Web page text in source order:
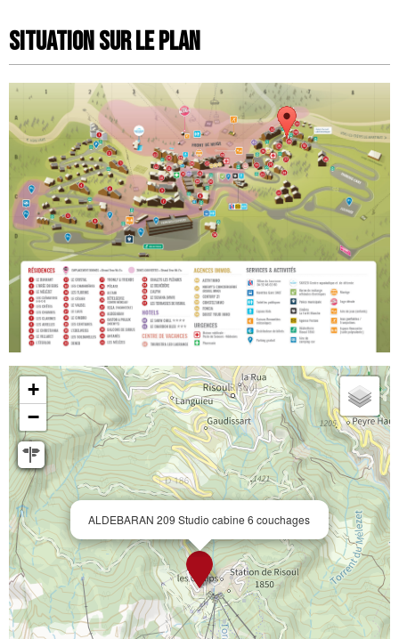
Situation sur le Plan
ALDEBARAN 209 Studio cabine 6 couchages
+
−